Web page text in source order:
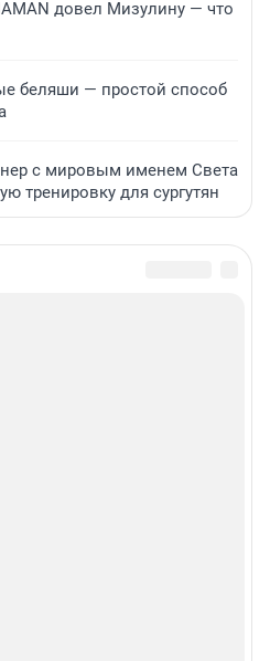
довел Мизулину — что
беляши — простой способ
с мировым именем Света
тренировку для сургутян